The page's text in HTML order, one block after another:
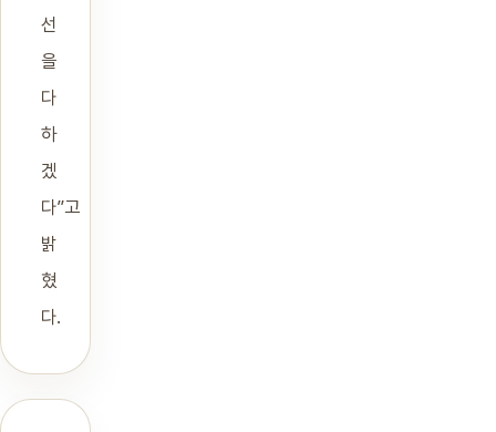
선
을
다
하
겠
다”고
밝
혔
다.